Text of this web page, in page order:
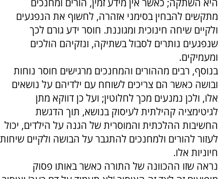
מתקשים להבחין בסימני אזהרה, לחשוף את הנפגעים
ולקיים שיחה חינוכית ומגוננת. חוסר ידע גורם לכך
שנפגעים נותרים לסבול בשתיקה, ונזקיהם הולכים
ומעמיקים.
בנוסף, רבים מההורים והמחנכים מרגישים חוסר נוחות
ובושה כאשר הם צריכים לשוחח עם ילדיהם על נושאים
אלו, ולכן נמנעים מכך לחלוטין; ועל כן דווקא מתן
לגיטימציה קהילתית לעיסוק בנושא, תוך הדגשת
החשיבות ההלכתית והמוסרית של הגנה על הילדים, יכול
לעזור להורים ולמחנכים להתגבר על הבושה ולקיים שיחות
חיוניות אלו.
נראה שזו ההכוונה של התורה כאשר באותו פסוק